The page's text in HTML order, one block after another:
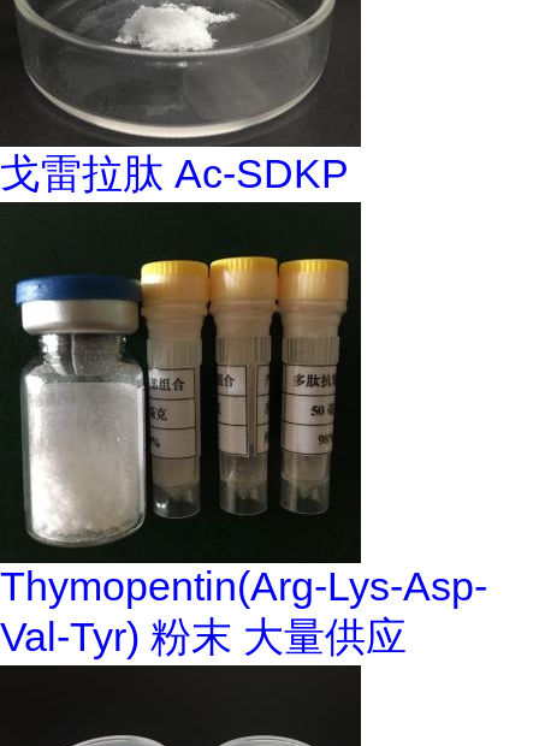
戈雷拉肽 Ac-SDKP
Thymopentin(Arg-Lys-Asp-
Val-Tyr) 粉末 大量供应